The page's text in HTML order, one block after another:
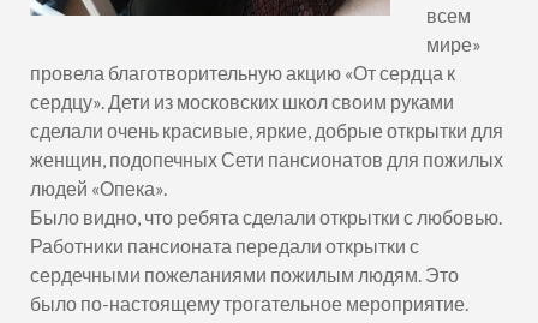
всем
мире»
провела благотворительную акцию «От сердца к
сердцу». Дети из московских школ своим руками
сделали очень красивые, яркие, добрые открытки для
женщин, подопечных Сети пансионатов для пожилых
людей «Опека».
Было видно, что ребята сделали открытки с любовью.
Работники пансионата передали открытки с
сердечными пожеланиями пожилым людям. Это
было по-настоящему трогательное мероприятие.